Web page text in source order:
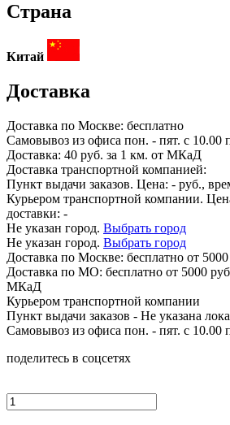
Страна
Китай
Доставка
Доставка по Москве: бесплатно
Самовывоз из офиса пон. - пят. с 10.00
Доставка: 40 руб. за 1 км. от МКаД
Доставка транспортной компанией:
Пункт выдачи заказов. Цена: - руб.,
Курьером транспортной компании.
доставки: -
Не указан город. Выбрать город
Не указан город. Выбрать город
Доставка по Москве: бесплатно от
Доставка по МО: бесплатно от 5000
МКаД
Курьером транспортной компании
Пункт выдачи заказов - Не указана
Самовывоз из офиса пон. - пят. с 10.00
поделитесь в соцсетях